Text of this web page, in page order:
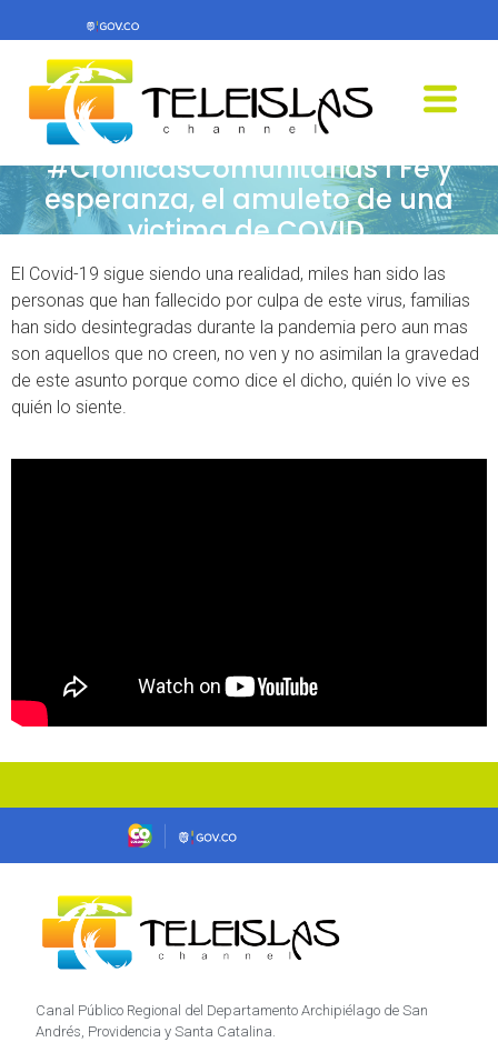
#CrónicasComunitarias I Fe y
esperanza, el amuleto de una
victima de COVID.
El Covid-19 sigue siendo una realidad, miles han sido las
personas que han fallecido por culpa de este virus, familias
han sido desintegradas durante la pandemia pero aun mas
son aquellos que no creen, no ven y no asimilan la gravedad
de este asunto porque como dice el dicho, quién lo vive es
quién lo siente.
Canal Público Regional del Departamento Archipiélago de San
Andrés, Providencia y Santa Catalina.